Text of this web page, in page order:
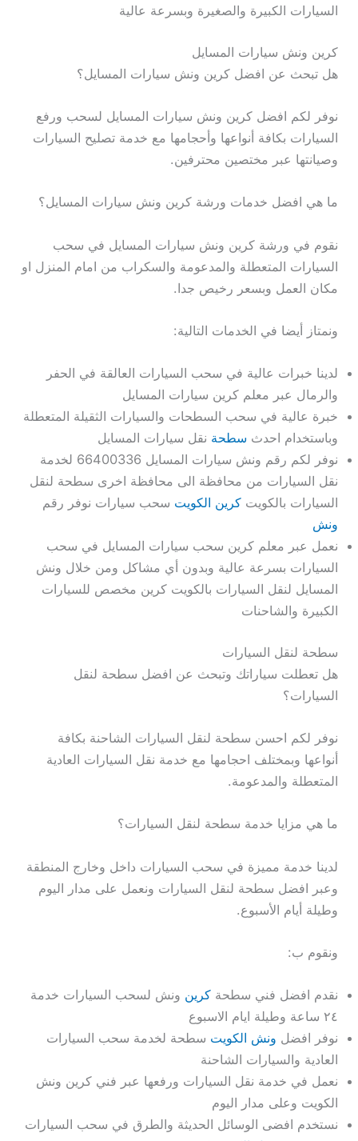
السيارات الكبيرة والصغيرة وبسرعة عالية
كرين ونش سيارات المسايل
هل تبحث عن افضل كرين ونش سيارات المسايل؟
نوفر لكم افضل كرين ونش سيارات المسايل لسحب ورفع
السيارات بكافة أنواعها وأحجامها مع خدمة تصليح السيارات
وصيانتها عبر مختصين محترفين.
ما هي افضل خدمات ورشة كرين ونش سيارات المسايل؟
نقوم في ورشة كرين ونش سيارات المسايل في سحب
السيارات المتعطلة والمدعومة والسكراب من امام المنزل او
مكان العمل وبسعر رخيص جدا.
ونمتاز أيضا في الخدمات التالية:
لدينا خبرات عالية في سحب السيارات العالقة في الحفر
والرمال عبر معلم كرين سيارات المسايل
خبرة عالية في سحب السطحات والسيارات الثقيلة المتعطلة
وباستخدام احدث سطحة نقل سيارات المسايل
نوفر لكم رقم ونش سيارات المسايل 66400336 لخدمة
نقل السيارات من محافظة الى محافظة اخرى سطحة لنقل
السيارات بالكويتكرين الكويت سحب سيارات نوفر رقم
ونش
نعمل عبر معلم كرين سحب سيارات المسايل في سحب
السيارات بسرعة عالية وبدون أي مشاكل ومن خلال ونش
المسايل لنقل السيارات بالكويت كرين مخصص للسيارات
الكبيرة والشاحنات
سطحة لنقل السيارات
هل تعطلت سياراتك وتبحث عن افضل سطحة لنقل
السيارات؟
نوفر لكم احسن سطحة لنقل السيارات الشاحنة بكافة
أنواعها وبمختلف احجامها مع خدمة نقل السيارات العادية
المتعطلة والمدعومة.
ما هي مزايا خدمة سطحة لنقل السيارات؟
لدينا خدمة مميزة في سحب السيارات داخل وخارج المنطقة
وعبر افضل سطحة لنقل السيارات ونعمل على مدار اليوم
وطيلة أيام الأسبوع.
ونقوم ب:
نقدم افضل فني سطحةكرين ونش لسحب السيارات خدمة
٢٤ ساعة وطيلة ايام الاسبوع
نوفر افضل ونش الكويت سطحة لخدمة سحب السيارات
العادية والسيارات الشاحنة
نعمل في خدمة نقل السيارات ورفعها عبر فني كرين ونش
الكويت وعلى مدار اليوم
نستخدم افضى الوسائل الحديثة والطرق في سحب السيارات